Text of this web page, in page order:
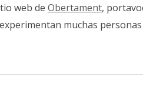
web de Obertament,
muchas